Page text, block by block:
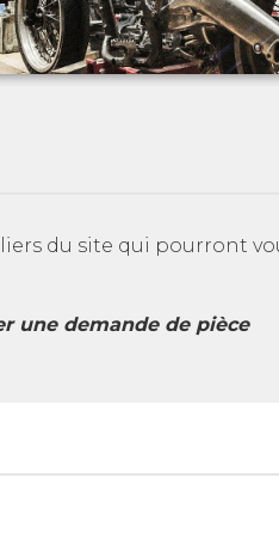
du site qui pourront
une demande de pièce